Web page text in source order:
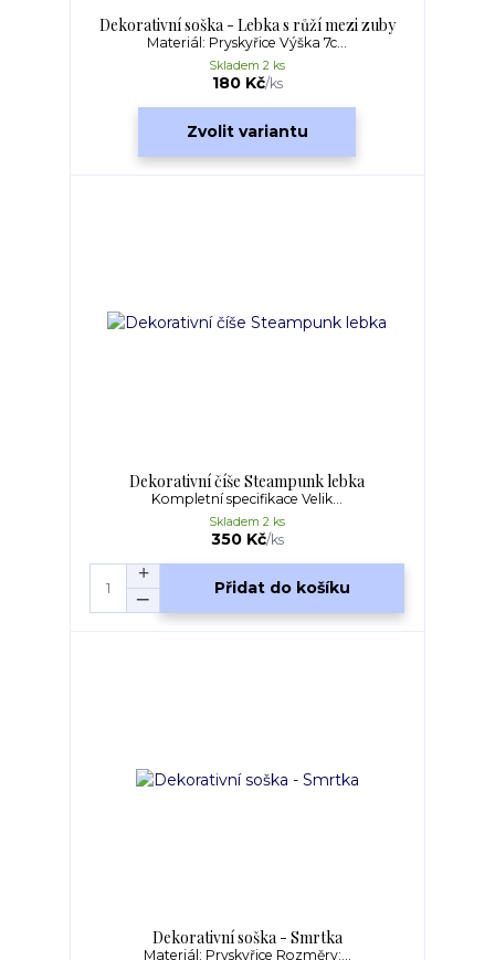
Dekorativní soška - Lebka s růží mezi zuby
Materiál: Pryskyřice Výška 7c...
180 Kč/ks
Skladem 2 ks
Zvolit variantu
Dekorativní číše Steampunk lebka
Kompletní specifikace Velik...
350 Kč/ks
Skladem 2 ks
Přidat do košíku
Dekorativní soška - Smrtka
Materiál: Pryskyřice Rozměry:...